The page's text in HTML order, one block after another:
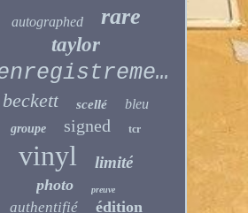
autographed rare
taylor
enregistrement
beckett scellé bleu
groupe signed tcr
vinyl limité
photo preuve
authentifié édition